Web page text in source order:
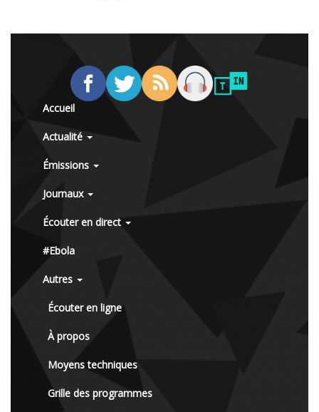
Accueil
Actualité
Émissions
Journaux
Écouter en direct
#Ebola
Autres
Écouter en ligne
À propos
Moyens techniques
Grille des programmes